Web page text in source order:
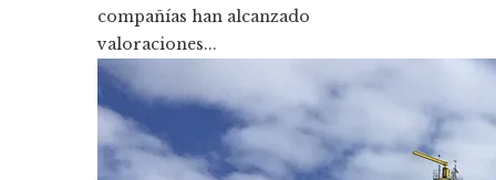
compañías han alcanzado
valoraciones...